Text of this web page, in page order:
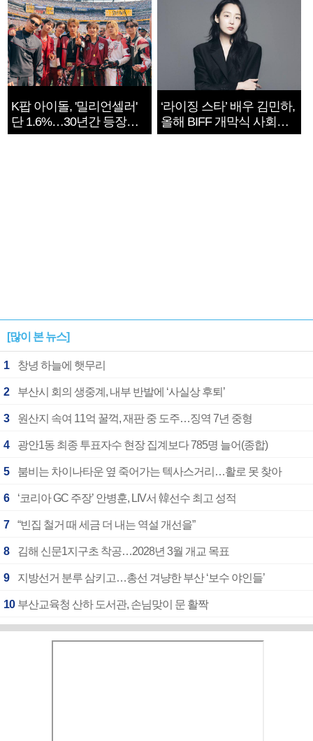
K팝 아이돌, '밀리언셀러'
단 1.6%…30년간 등장
1182개팀 전수조사
‘라이징 스타’ 배우 김민하,
올해 BIFF 개막식 사회자
확정
[많이 본 뉴스]
1 창녕 하늘에 햇무리
2 부산시 회의 생중계, 내부 반발에 ‘사실상 후퇴’
3 원산지 속여 11억 꿀꺽, 재판 중 도주…징역 7년 중형
4 광안1동 최종 투표자수 현장 집계보다 785명 늘어(종합)
5 붐비는 차이나타운 옆 죽어가는 텍사스거리…활로 못 찾아
6 ‘코리아 GC 주장’ 안병훈, LIV서 韓선수 최고 성적
7 “빈집 철거 때 세금 더 내는 역설 개선을”
8 김해 신문1지구초 착공…2028년 3월 개교 목표
9 지방선거 분루 삼키고…총선 겨냥한 부산 ‘보수 야인들’
10 부산교육청 산하 도서관, 손님맞이 문 활짝